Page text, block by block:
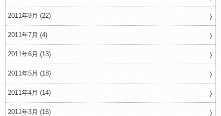
2011年9月 (22)
2011年7月 (4)
2011年6月 (13)
2011年5月 (18)
2011年4月 (14)
2011年3月 (16)